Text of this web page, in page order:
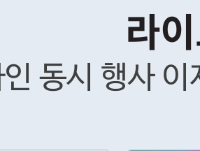
라
동시 행사